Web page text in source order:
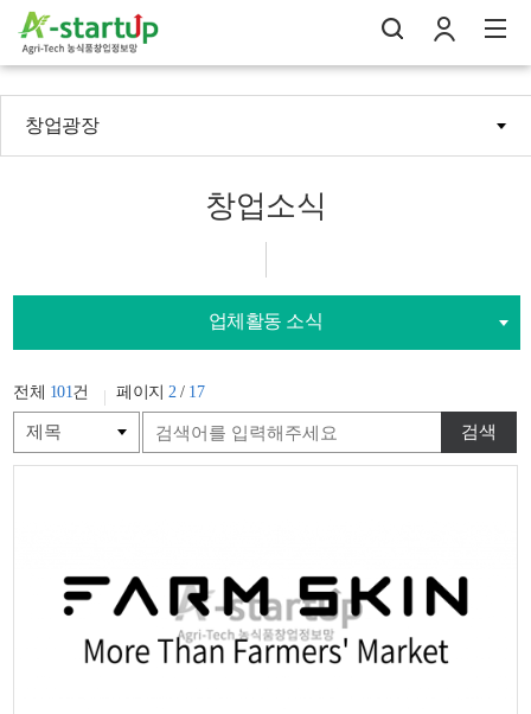
창업광장
창업소식
업체활동 소식
전체 101건 페이지2/ 17
검색